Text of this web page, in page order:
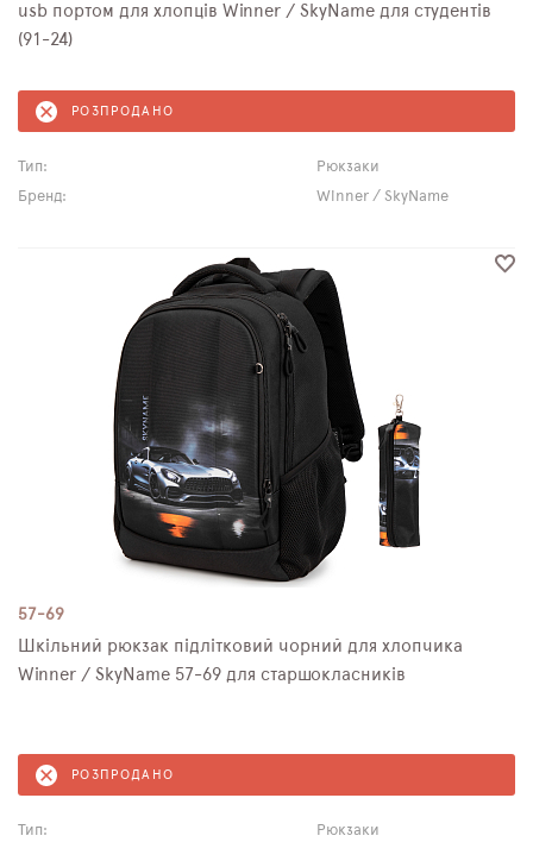
usb портом для хлопців Winner / SkyName для студентів
(91-24)
РОЗПРОДАНО
Тип:
Рюкзаки
Бренд:
Winner / SkyName
57-69
Шкільний рюкзак підлітковий чорний для хлопчика
Winner / SkyName 57-69 для старшокласників
РОЗПРОДАНО
Тип:
Рюкзаки